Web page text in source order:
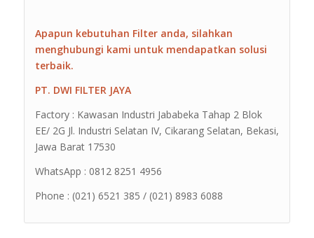
Apapun kebutuhan Filter anda, silahkan
menghubungi kami untuk mendapatkan solusi
terbaik.
PT. DWI FILTER JAYA
Factory : Kawasan Industri Jababeka Tahap 2 Blok
EE/ 2G Jl. Industri Selatan IV, Cikarang Selatan, Bekasi,
Jawa Barat 17530
WhatsApp : 0812 8251 4956
Phone : (021) 6521 385 / (021) 8983 6088